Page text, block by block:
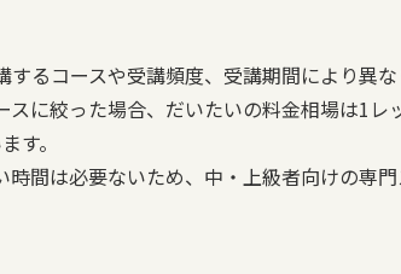
るコースや受講頻度、受講期間により異な
スに絞った場合、だいたいの料金相場は1レ
す。
間は必要ないため、中・上級者向けの専